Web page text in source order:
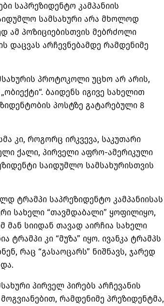
საპრეზიდენტო კამპანიის
სამსახური არა მხოლოდ
ამ პოზიციებისთვის მებრძოლი
დაცვას არჩევნებამდე რამდენიმე
პროტოკოლი უცხო არ არის,
ბაიდენს იგივე სახელით
პოსტზე გატარებული 8
კი, როგორც ირკვევა, საკუთარი
ქალი, პირველი აფრო-ამერიკული
საიდუმლო სამსახურისთვის
ტრამპი საპრეზიდენტო კამპანიისას
სახელი “თავმდაბალი” ყოფილიყო,
მან სიიდან თავად აირჩია სახელი
ტრამპი კი “მუზა” იყო. ივანკა ტრამპს
რაც “გასაოცარს” ნიშნავს, ჯარედ
პირველ პირებს არჩევანის
რამდენიმე პრეზიდენტმა,